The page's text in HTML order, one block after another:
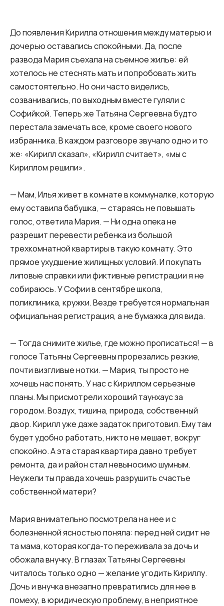
До появления Кирилла отношения между матерью и
дочерью оставались спокойными. Да, после
развода Мария съехала на съемное жилье: ей
хотелось не стеснять мать и попробовать жить
самостоятельно. Но они часто виделись,
созванивались, по выходным вместе гуляли с
Софийкой. Теперь же Татьяна Сергеевна будто
перестала замечать все, кроме своего нового
избранника. В каждом разговоре звучало одно и то
же: «Кирилл сказал», «Кирилл считает», «мы с
Кириллом решили».
— Мам, Илья живет в комнате в коммуналке, которую
ему оставила бабушка, — стараясь не повышать
голос, ответила Мария. — Ни одна опека не
разрешит перевести ребенка из большой
трехкомнатной квартиры в такую комнату. Это
прямое ухудшение жилищных условий. И покупать
липовые справки или фиктивные регистрации я не
собираюсь. У Софии в сентябре школа,
поликлиника, кружки. Везде требуется нормальная
официальная регистрация, а не бумажка для вида.
— Тогда снимите жилье, где можно прописаться! — в
голосе Татьяны Сергеевны прорезались резкие,
почти визгливые нотки. — Мария, ты просто не
хочешь нас понять. У нас с Кириллом серьезные
планы. Мы присмотрели хороший таунхаус за
городом. Воздух, тишина, природа, собственный
двор. Кирилл уже даже задаток приготовил. Ему там
будет удобно работать, никто не мешает, вокруг
спокойно. А эта старая квартира давно требует
ремонта, да и район стал невыносимо шумным.
Неужели ты правда хочешь разрушить счастье
собственной матери?
Мария внимательно посмотрела на нее и с
болезненной ясностью поняла: перед ней сидит не
та мама, которая когда-то переживала за дочь и
обожала внучку. В глазах Татьяны Сергеевны
читалось только одно — желание угодить Кириллу.
Дочь и внучка внезапно превратились для нее в
помеху, в юридическую проблему, в неприятное